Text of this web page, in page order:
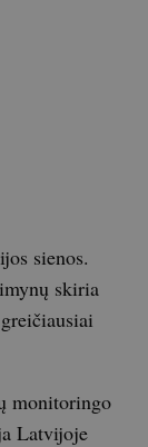
sienos.
skiria
monitoringo
Latvijoje